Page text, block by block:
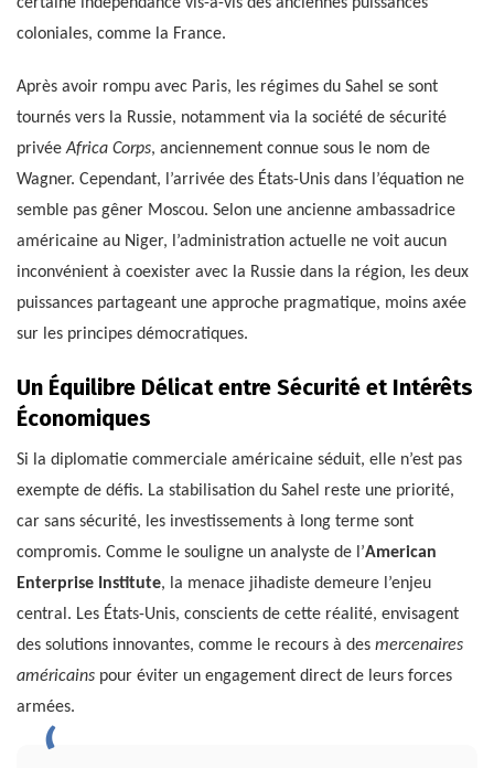
coloniales, comme la France.
Après avoir rompu avec Paris, les régimes du Sahel se sont
tournés vers la Russie, notamment via la société de sécurité
privéeAfrica Corps, anciennement connue sous le nom de
Wagner. Cependant, l’arrivée des États-Unis dans l’équation ne
semble pas gêner Moscou. Selon une ancienne ambassadrice
américaine au Niger, l’administration actuelle ne voit aucun
inconvénient à coexister avec la Russie dans la région, les deux
puissances partageant une approche pragmatique, moins axée
sur les principes démocratiques.
Un Équilibre Délicat entre Sécurité et Intérêts
Économiques
Si la diplomatie commerciale américaine séduit, elle n’est pas
exempte de défis. La stabilisation du Sahel reste une priorité,
car sans sécurité, les investissements à long terme sont
compromis. Comme le souligne un analyste de l’American
Enterprise Institute, la menace jihadiste demeure l’enjeu
central. Les États-Unis, conscients de cette réalité, envisagent
des solutions innovantes, comme le recours à des mercenaires
américains pour éviter un engagement direct de leurs forces
armées.